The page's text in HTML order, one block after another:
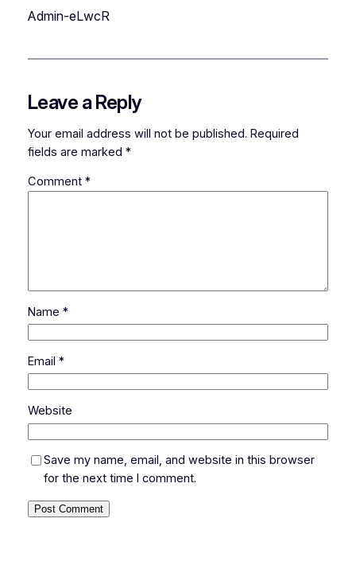
Admin-eLwcR
Leave a Reply
Your email address will not be published. Required
fields are marked *
Comment *
Name *
Email *
Website
Save my name, email, and website in this browser
for the next time I comment.